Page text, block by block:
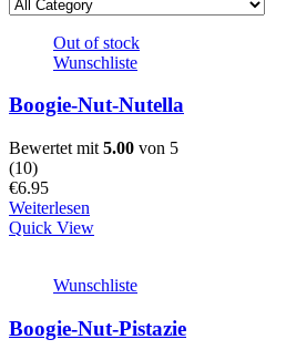
Out of stock
Wunschliste
Boogie-Nut-Nutella
Bewertet mit 5.00 von 5
(10)
€6.95
Weiterlesen
Quick View
Wunschliste
Boogie-Nut-Pistazie